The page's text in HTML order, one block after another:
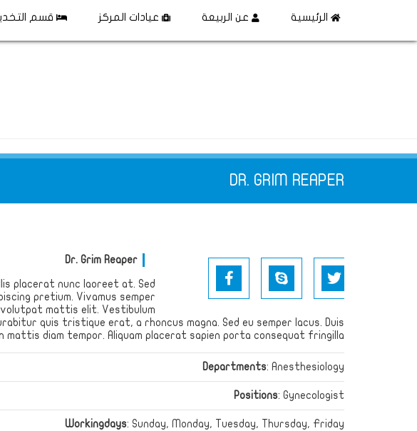
الرئيسية عن الربيعة عيادات المركز قسم
DR. GRIM REAPER
Dr. Grim Reaper
placerat nunc laoreet at. Sed
pretium. Vivamus semper
volutpat mattis elit. Vestibulum
quis tristique erat, a rhoncus magna. Sed eu semper lacus. Duis
diam tempor. Aliquam placerat sapien porta consequat fringilla.
Departments: Anesthesiology
Positions: Gynecologist
Workingdays: Sunday, Monday, Tuesday, Thursday, Friday